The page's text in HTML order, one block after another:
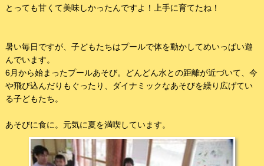
とっても甘くて美味しかったんですよ！上手に育てたね！
暑い毎日ですが、子どもたちはプールで体を動かしてめいっぱい遊
んでいます。
6月から始まったプールあそび。どんどん水との距離が近づいて、今
や飛び込んだりもぐったり、ダイナミックなあそびを繰り広げてい
る子どもたち。
あそびに食に。元気に夏を満喫しています。